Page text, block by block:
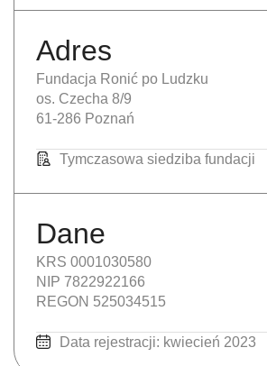
Adres
Fundacja Ronić po Ludzku
os. Czecha 8/9
61-286 Poznań
Tymczasowa siedziba fundacji
Dane
KRS 0001030580
NIP 7822922166
REGON 525034515
Data rejestracji: kwiecień 2023